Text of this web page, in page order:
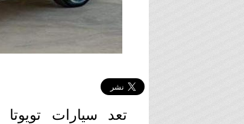
تعد سيارات